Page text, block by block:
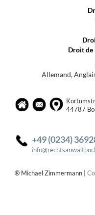
Droit
Allemand,
44787
+49 (0234)
® Michael Zimmermann |